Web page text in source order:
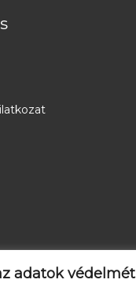
adatok védelmét